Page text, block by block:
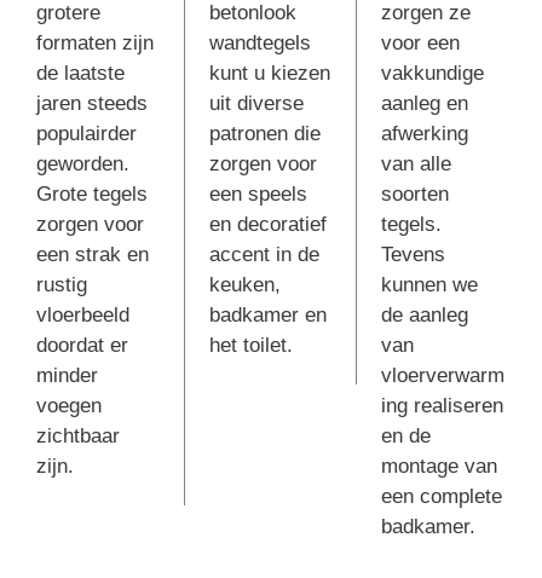
grotere
formaten zijn
de laatste
jaren steeds
populairder
geworden.
Grote tegels
zorgen voor
een strak en
rustig
vloerbeeld
doordat er
minder
voegen
zichtbaar
zijn.
betonlook
wandtegels
kunt u kiezen
uit diverse
patronen die
zorgen voor
een speels
en decoratief
accent in de
keuken,
badkamer en
het toilet.
zorgen ze
voor een
vakkundige
aanleg en
afwerking
van alle
soorten
tegels.
Tevens
kunnen we
de aanleg
van
vloerverwarm
ing realiseren
en de
montage van
een complete
badkamer.